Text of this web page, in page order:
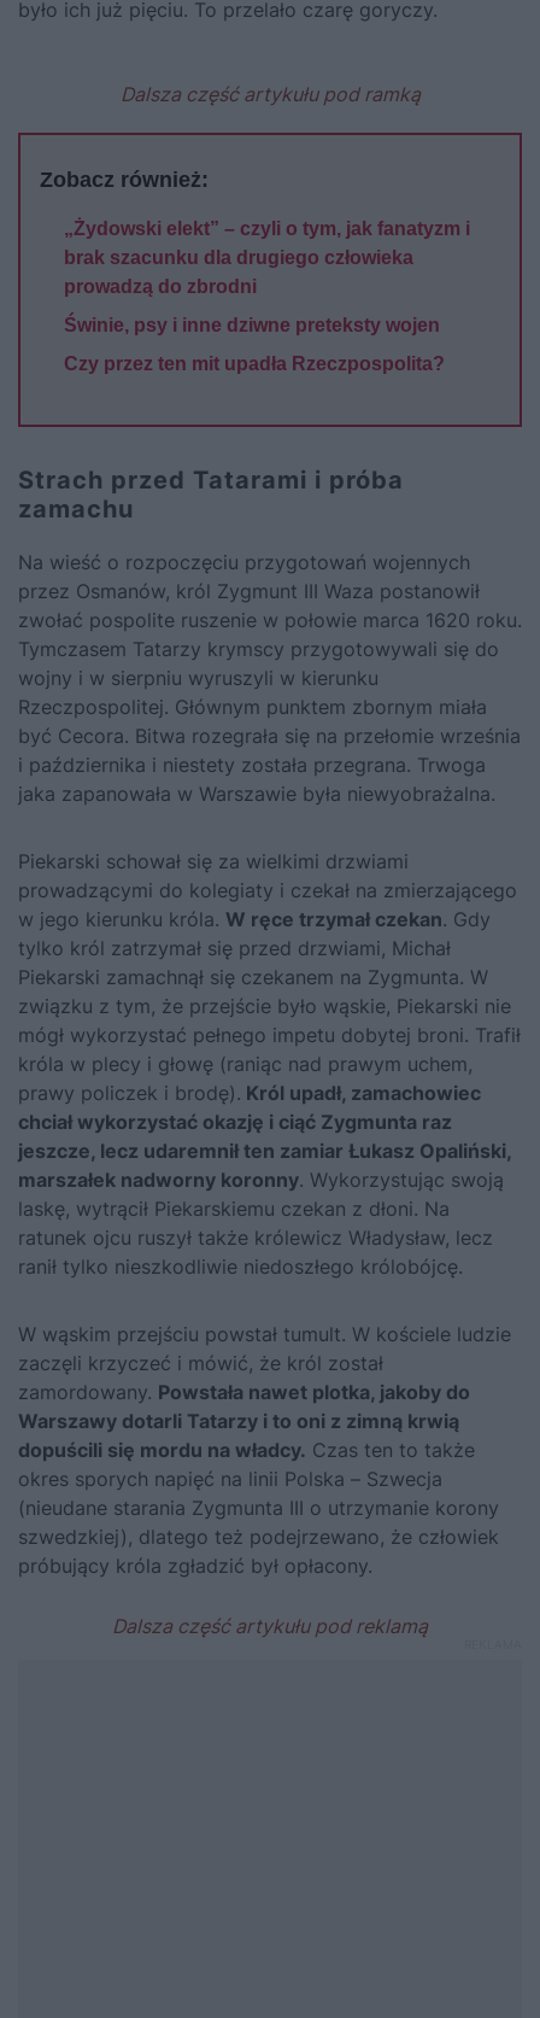
było ich już pięciu. To przelało czarę goryczy.
Dalsza część artykułu pod ramką
Zobacz również:
„Żydowski elekt” – czyli o tym, jak fanatyzm i
brak szacunku dla drugiego człowieka
prowadzą do zbrodni
Świnie, psy i inne dziwne preteksty wojen
Czy przez ten mit upadła Rzeczpospolita?
Strach przed Tatarami i próba
zamachu
Na wieść o rozpoczęciu przygotowań wojennych
przez Osmanów, król Zygmunt III Waza postanowił
zwołać pospolite ruszenie w połowie marca 1620 roku.
Tymczasem Tatarzy krymscy przygotowywali się do
wojny i w sierpniu wyruszyli w kierunku
Rzeczpospolitej. Głównym punktem zbornym miała
być Cecora. Bitwa rozegrała się na przełomie września
i października i niestety została przegrana. Trwoga
jaka zapanowała w Warszawie była niewyobrażalna.
Piekarski schował się za wielkimi drzwiami
prowadzącymi do kolegiaty i czekał na zmierzającego
w jego kierunku króla. W ręce trzymał czekan. Gdy
tylko król zatrzymał się przed drzwiami, Michał
Piekarski zamachnął się czekanem na Zygmunta. W
związku z tym, że przejście było wąskie, Piekarski nie
mógł wykorzystać pełnego impetu dobytej broni. Trafił
króla w plecy i głowę (raniąc nad prawym uchem,
prawy policzek i brodę). Król upadł, zamachowiec
chciał wykorzystać okazję i ciąć Zygmunta raz
jeszcze, lecz udaremnił ten zamiar Łukasz Opaliński,
marszałek nadworny koronny. Wykorzystując swoją
laskę, wytrącił Piekarskiemu czekan z dłoni. Na
ratunek ojcu ruszył także królewicz Władysław, lecz
ranił tylko nieszkodliwie niedoszłego królobójcę.
W wąskim przejściu powstał tumult. W kościele ludzie
zaczęli krzyczeć i mówić, że król został
zamordowany. Powstała nawet plotka, jakoby do
Warszawy dotarli Tatarzy i to oni z zimną krwią
dopuścili się mordu na władcy. Czas ten to także
okres sporych napięć na linii Polska – Szwecja
(nieudane starania Zygmunta III o utrzymanie korony
szwedzkiej), dlatego też podejrzewano, że człowiek
próbujący króla zgładzić był opłacony.